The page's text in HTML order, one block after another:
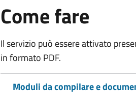
Come fare
Il servizio può essere attivato
in formato PDF.
Moduli da compilare e